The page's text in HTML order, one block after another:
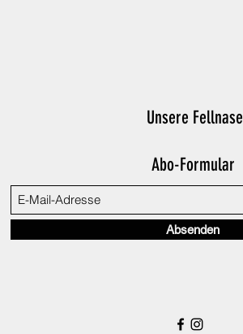
Unsere Fellnase
Abo-Formular
Absenden